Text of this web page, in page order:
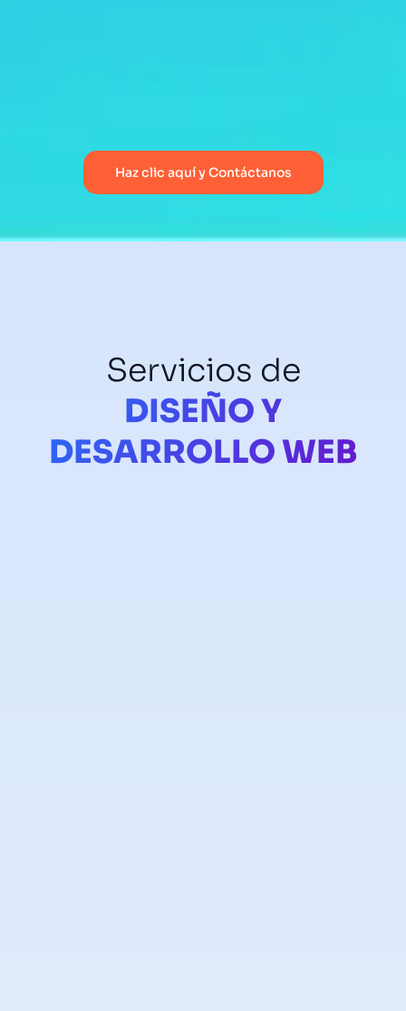
Haz clic aquí y Contáctanos
Servicios de
DISEÑO Y
DESARROLLO WEB